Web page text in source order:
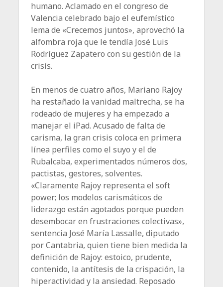
humano. Aclamado en el congreso de
Valencia celebrado bajo el eufemístico
lema de «Crecemos juntos», aprovechó la
alfombra roja que le tendía José Luis
Rodríguez Zapatero con su gestión de la
crisis.
En menos de cuatro años, Mariano Rajoy
ha restañado la vanidad maltrecha, se ha
rodeado de mujeres y ha empezado a
manejar el iPad. Acusado de falta de
carisma, la gran crisis coloca en primera
línea perfiles como el suyo y el de
Rubalcaba, experimentados números dos,
pactistas, gestores, solventes.
«Claramente Rajoy representa el soft
power; los modelos carismáticos de
liderazgo están agotados porque pueden
desembocar en frustraciones colectivas»,
sentencia José María Lassalle, diputado
por Cantabria, quien tiene bien medida la
definición de Rajoy: estoico, prudente,
contenido, la antítesis de la crispación, la
hiperactividad y la ansiedad. Reposado